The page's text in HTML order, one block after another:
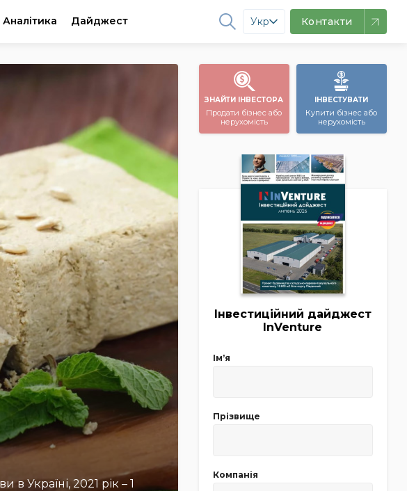
Аналітика Дайджест Укр Контакти
Україні, 2021 рік – 1
ЗНАЙТИ ІНВЕСТОРА
Продати бізнес або
нерухомість
ІНВЕСТУВАТИ
Купити бізнес або
нерухомість
Інвестиційний дайджест
InVenture
Імʼя
Прізвище
Компанія